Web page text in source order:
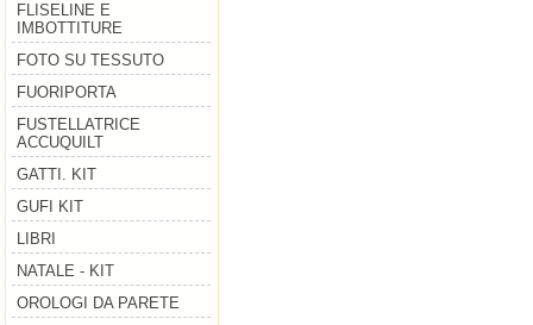
FLISELINE E
IMBOTTITURE
FOTO SU TESSUTO
FUORIPORTA
FUSTELLATRICE
ACCUQUILT
GATTI. KIT
GUFI KIT
LIBRI
NATALE - KIT
OROLOGI DA PARETE